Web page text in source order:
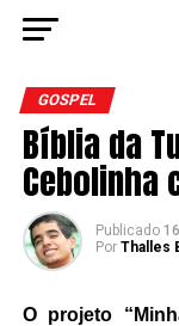
GOSPEL
Bíblia da
Cebolinha
Publicado
Por Thalles
O projeto